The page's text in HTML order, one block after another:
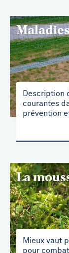
Description
courantes
prévention
La
Mieux vaut
pour